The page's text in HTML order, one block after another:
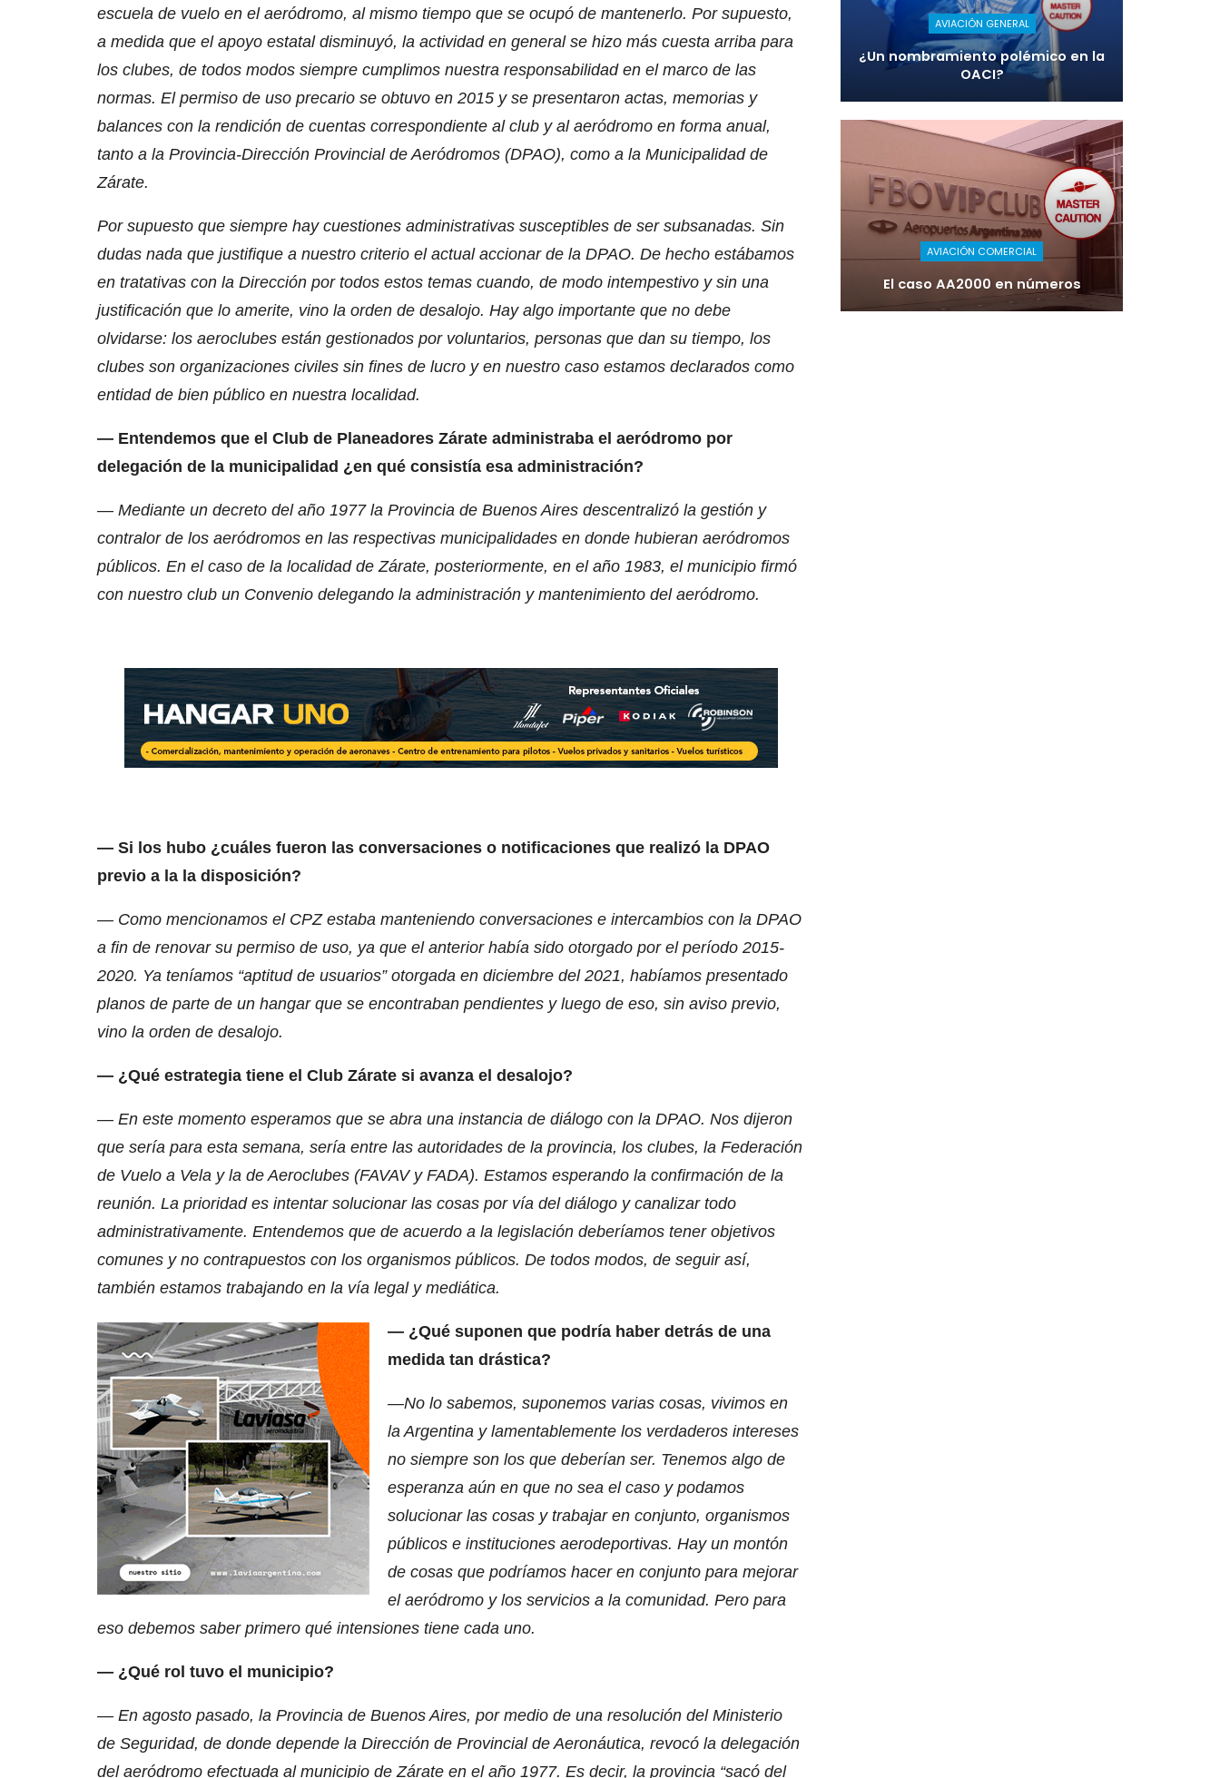
escuela de vuelo en el aeródromo, al mismo tiempo que se ocupó de mantenerlo. Por supuesto,
a medida que el apoyo estatal disminuyó, la actividad en general se hizo más cuesta arriba para
los clubes, de todos modos siempre cumplimos nuestra responsabilidad en el marco de las
normas. El permiso de uso precario se obtuvo en 2015 y se presentaron actas, memorias y
balances con la rendición de cuentas correspondiente al club y al aeródromo en forma anual,
tanto a la Provincia-Dirección Provincial de Aeródromos (DPAO), como a la Municipalidad de
Zárate.
Por supuesto que siempre hay cuestiones administrativas susceptibles de ser subsanadas. Sin
dudas nada que justifique a nuestro criterio el actual accionar de la DPAO. De hecho estábamos
en tratativas con la Dirección por todos estos temas cuando, de modo intempestivo y sin una
justificación que lo amerite, vino la orden de desalojo. Hay algo importante que no debe
olvidarse: los aeroclubes están gestionados por voluntarios, personas que dan su tiempo, los
clubes son organizaciones civiles sin fines de lucro y en nuestro caso estamos declarados como
entidad de bien público en nuestra localidad.
— Entendemos que el Club de Planeadores Zárate administraba el aeródromo por
delegación de la municipalidad ¿en qué consistía esa administración?
— Mediante un decreto del año 1977 la Provincia de Buenos Aires descentralizó la gestión y
contralor de los aeródromos en las respectivas municipalidades en donde hubieran aeródromos
públicos. En el caso de la localidad de Zárate, posteriormente, en el año 1983, el municipio firmó
con nuestro club un Convenio delegando la administración y mantenimiento del aeródromo.
— Si los hubo ¿cuáles fueron las conversaciones o notificaciones que realizó la DPAO
previo a la la disposición?
— Como mencionamos el CPZ estaba manteniendo conversaciones e intercambios con la DPAO
a fin de renovar su permiso de uso, ya que el anterior había sido otorgado por el período 2015-
2020. Ya teníamos “aptitud de usuarios” otorgada en diciembre del 2021, habíamos presentado
planos de parte de un hangar que se encontraban pendientes y luego de eso, sin aviso previo,
vino la orden de desalojo.
— ¿Qué estrategia tiene el Club Zárate si avanza el desalojo?
— En este momento esperamos que se abra una instancia de diálogo con la DPAO. Nos dijeron
que sería para esta semana, sería entre las autoridades de la provincia, los clubes, la Federación
de Vuelo a Vela y la de Aeroclubes (FAVAV y FADA). Estamos esperando la confirmación de la
reunión. La prioridad es intentar solucionar las cosas por vía del diálogo y canalizar todo
administrativamente. Entendemos que de acuerdo a la legislación deberíamos tener objetivos
comunes y no contrapuestos con los organismos públicos. De todos modos, de seguir así,
también estamos trabajando en la vía legal y mediática.
— ¿Qué suponen que podría haber detrás de una
medida tan drástica?
—No lo sabemos, suponemos varias cosas, vivimos en
la Argentina y lamentablemente los verdaderos intereses
no siempre son los que deberían ser. Tenemos algo de
esperanza aún en que no sea el caso y podamos
solucionar las cosas y trabajar en conjunto, organismos
públicos e instituciones aerodeportivas. Hay un montón
de cosas que podríamos hacer en conjunto para mejorar
el aeródromo y los servicios a la comunidad. Pero para
eso debemos saber primero qué intensiones tiene cada uno.
— ¿Qué rol tuvo el municipio?
— En agosto pasado, la Provincia de Buenos Aires, por medio de una resolución del Ministerio
de Seguridad, de donde depende la Dirección de Provincial de Aeronáutica, revocó la delegación
del aeródromo efectuada al municipio de Zárate en el año 1977. Es decir, la provincia “sacó del
AVIACIÓN GENERAL
¿Un nombramiento polémico en la
OACI?
AVIACIÓN COMERCIAL
El caso AA2000 en números